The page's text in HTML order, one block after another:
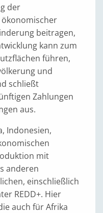
der
beitragen,
kann zum
führen,
und
schließt
Zahlungen
aus.
Indonesien,
mit
anderen
einschließlich
REDD+. Hier
auch für Afrika